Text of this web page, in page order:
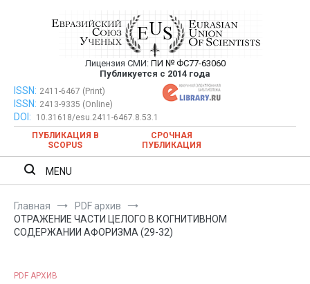
Евразийский Союз Ученых —
публикация научных статей в
ежемесячном научном журнале
Лицензия СМИ: ПИ № ФС77-63060
Публикуется с 2014 года
Евразийский Союз Ученых — публикация научных статей в
ежемесячном научном журнале
ISSN: 2411-6467 (Print)
ISSN: 2413-9335 (Online)
DOI:
10.31618/esu.2411-6467.8.53.1
ПУБЛИКАЦИЯ В
SCOPUS
СРОЧНАЯ
ПУБЛИКАЦИЯ
MENU
Главная
PDF архив
ОТРАЖЕНИЕ ЧАСТИ ЦЕЛОГО В КОГНИТИВНОМ
СОДЕРЖАНИИ АФОРИЗМА (29-32)
PDF АРХИВ